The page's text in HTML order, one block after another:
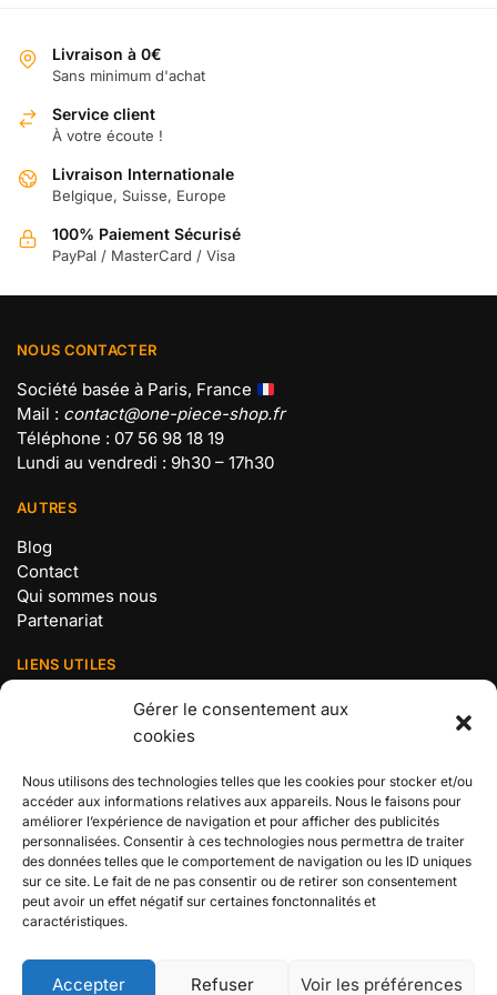
Gérer le consentement aux
cookies
Nous utilisons des technologies telles que les cookies pour stocker et/ou
accéder aux informations relatives aux appareils. Nous le faisons pour
améliorer l’expérience de navigation et pour afficher des publicités
personnalisées. Consentir à ces technologies nous permettra de traiter
des données telles que le comportement de navigation ou les ID uniques
sur ce site. Le fait de ne pas consentir ou de retirer son consentement
peut avoir un effet négatif sur certaines fonctonnalités et
caractéristiques.
Accepter Refuser Voir les préférences
être
choisies
sur
page
Livraison à 0€
Sans minimum d'achat
Service client
À votre écoute !
Livraison Internationale
Belgique, Suisse, Europe
100% Paiement Sécurisé
PayPal / MasterCard / Visa
NOUS CONTACTER
Société basée à Paris, France
Mail : contact@one-piece-shop.fr
Téléphone : 07 56 98 18 19
Lundi au vendredi : 9h30 – 17h30
AUTRES
Blog
Contact
Qui sommes nous
Partenariat
LIENS UTILES
Mentions légales
Politique de confidentialité
Politique de cookies (UE)
BOUTIQUE N°1 ONE PIECE
Retrouvez tous les produits de votre manga préféré chez
votre boutique n°1 en France dédiée à l’univers des
Pirates !